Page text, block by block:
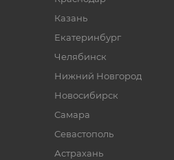
Казань
Екатеринбург
Челябинск
Нижний Новгород
Новосибирск
Самара
Севастополь
Астрахань